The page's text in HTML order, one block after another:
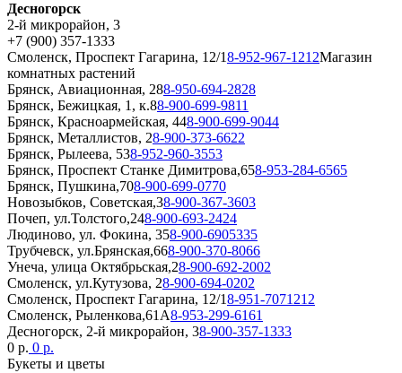
Десногорск
2-й микрорайон, 3
+7 (900) 357-1333
Смоленск, Проспект Гагарина, 12/18-952-967-1212Магазин
комнатных растений
Брянск, Авиационная, 288-950-694-2828
Брянск, Бежицкая, 1, к.88-900-699-9811
Брянск, Красноармейская, 448-900-699-9044
Брянск, Металлистов, 28-900-373-6622
Брянск, Рылеева, 538-952-960-3553
Брянск, Проспект Станке Димитрова,658-953-284-6565
Брянск, Пушкина,708-900-699-0770
Новозыбков, Советская,38-900-367-3603
Почеп, ул.Толстого,248-900-693-2424
Людиново, ул. Фокина, 358-900-6905335
Трубчевск, ул.Брянская,668-900-370-8066
Унеча, улица Октябрьская,28-900-692-2002
Смоленск, ул.Кутузова, 28-900-694-0202
Смоленск, Проспект Гагарина, 12/18-951-7071212
Смоленск, Рыленкова,61А8-953-299-6161
Десногорск, 2-й микрорайон, 38-900-357-1333
0 р. 0 р.
Букеты и цветы